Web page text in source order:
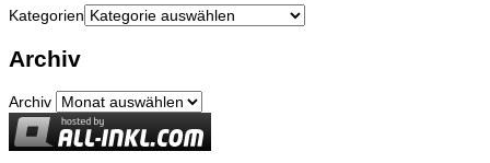
Kategorien
Archiv
Archiv